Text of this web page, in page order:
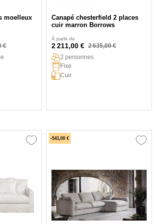
moelleux
€
Canapé chesterfield 2 places
cuir marron Borrows
À partir de
2 211,00 € 2 635,00 €
2 personnes
Fixe
Cuir
-541,00 €